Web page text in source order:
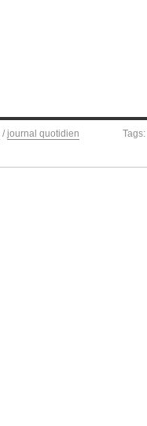
/ journal quotidien
Tags: